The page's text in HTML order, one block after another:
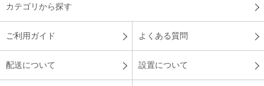
カテゴリから探す
ご利用ガイド よくある質問
配送について 設置について